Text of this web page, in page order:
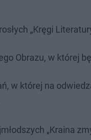
„Kręgi
Obrazu, w której
w której na
„Kraina